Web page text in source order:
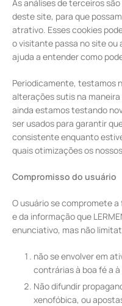
As análises de terceiros
deste site, para que
atrativo. Esses cookies
o visitante passa no site ou
ajuda a entender como
Periodicamente, testamos
alterações sutis na
ainda estamos testando
ser usados para garantir
consistente enquanto
quais otimizações os
Compromisso do usuário
O usuário se compromete
e da informação que
enunciativo, mas não
não se envolver em
contrárias à boa fé a
Não difundir
xenofóbica, ou